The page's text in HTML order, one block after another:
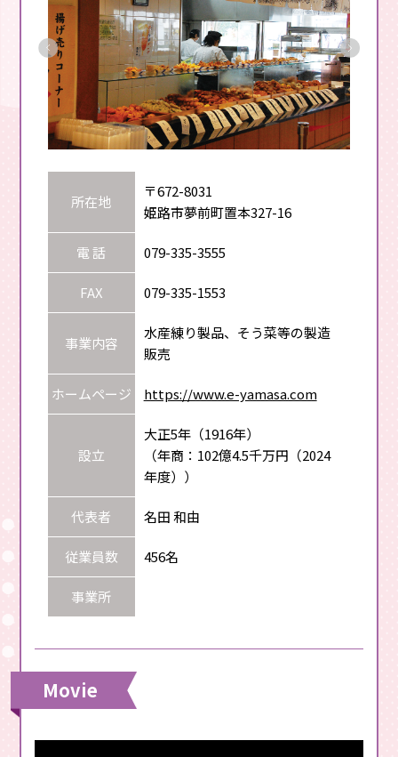
所在地
〒672-8031
姫路市夢前町置本327-16
電 話 079-335-3555
FAX 079-335-1553
事業内容
水産練り製品、そう菜等の製造
販売
ホームページ https://www.e-yamasa.com
設立
大正5年（1916年）
（年商：102億4.5千万円（2024
年度））
代表者 名田 和由
従業員数 456名
事業所
Movie